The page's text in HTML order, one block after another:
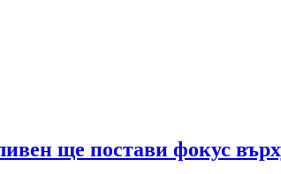
ще постави фокус